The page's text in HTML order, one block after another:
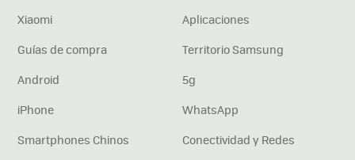
Xiaomi
Aplicaciones
Guías de compra
Territorio Samsung
Android
5g
iPhone
WhatsApp
Smartphones Chinos
Conectividad y Redes